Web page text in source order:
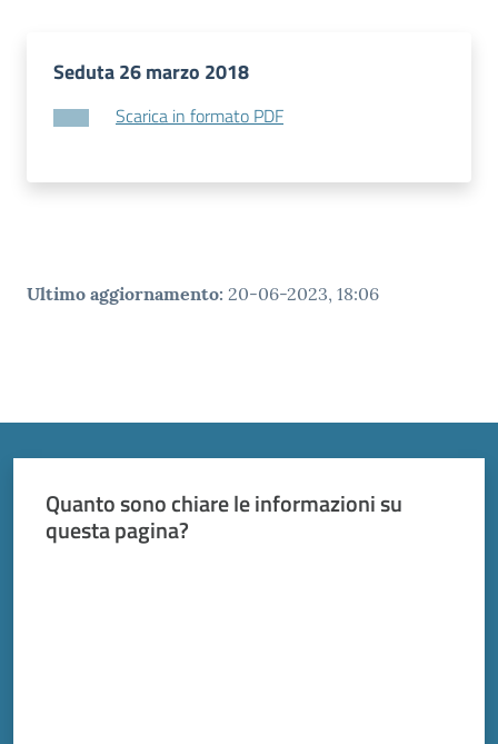
Seguici
Seduta 26 marzo 2018
Scarica in formato PDF
Ultimo aggiornamento: 20-06-2023, 18:06
Quanto sono chiare le informazioni su
questa pagina?